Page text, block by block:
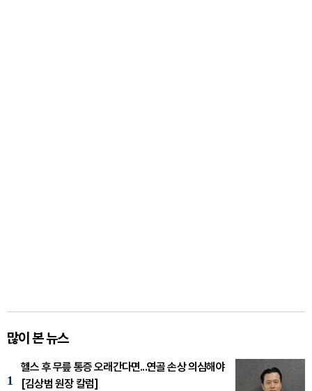
많이 본 뉴스
1
헬스 후 무릎 통증 오래간다면...연골 손상 의심해야
[김상범 원장 칼럼]